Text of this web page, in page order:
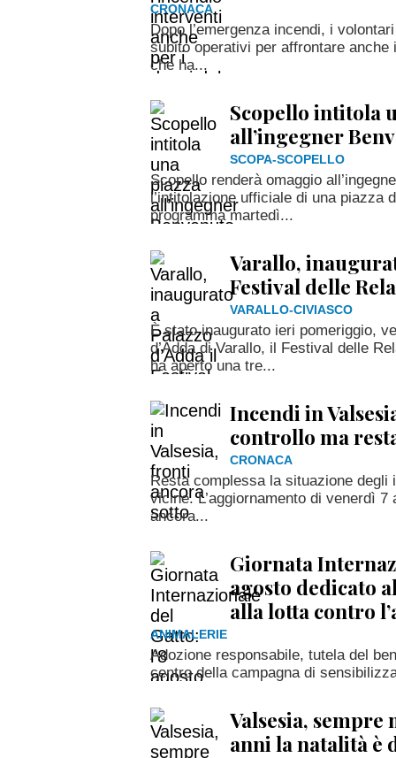
CRONACA
Dopo l’emergenza incendi, i
subito operativi per affrontare
che ha...
Scopello intitola
all’ingegner
SCOPA-SCOPELLO
Scopello renderà omaggio
l’intitolazione ufficiale di una piazza
programma martedì...
Varallo,
Festival delle
VARALLO-CIVIASCO
È stato inaugurato ieri pomeriggio,
d’Adda di Varallo, il Festival delle
ha aperto una tre...
Incendi in
controllo ma
CRONACA
Resta complessa la situazione degli
vicine. L’aggiornamento di venerdì
ancora...
Giornata
agosto dedicato
alla lotta contro
ANIMALERIE
Adozione responsabile, tutela del
centro della campagna di
Valsesia,
anni la natalità è